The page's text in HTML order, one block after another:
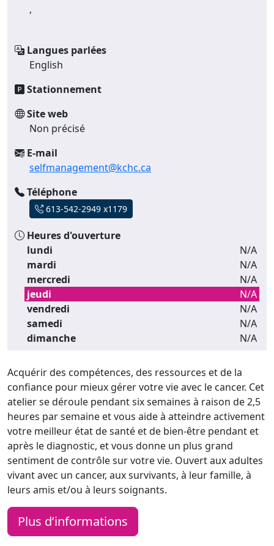
,
Langues parlées
English
Stationnement
Site web
Non précisé
E-mail
selfmanagement@kchc.ca
Téléphone
613-542-2949 x1179
Heures d'ouverture
lundi
N/A
mardi
N/A
mercredi
N/A
jeudi
N/A
vendredi
N/A
samedi
N/A
dimanche
N/A
Acquérir des compétences, des ressources et de la
confiance pour mieux gérer votre vie avec le cancer. Cet
atelier se déroule pendant six semaines à raison de 2,5
heures par semaine et vous aide à atteindre activement
votre meilleur état de santé et de bien-être pendant et
après le diagnostic, et vous donne un plus grand
sentiment de contrôle sur votre vie. Ouvert aux adultes
vivant avec un cancer, aux survivants, à leur famille, à
leurs amis et/ou à leurs soignants.
Plus d’informations